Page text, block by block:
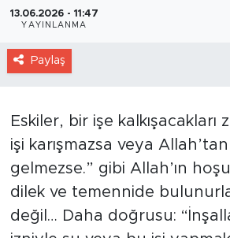
Eskiler, bir işe kalkışacakları
işi karışmazsa veya
gelmezse.” gibi Allah’ın
dilek ve temennide